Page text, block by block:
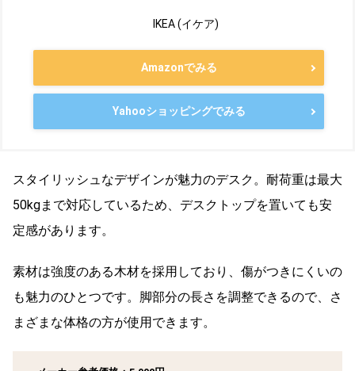
IKEA (イケア)
Amazonでみる
Yahooショッピングでみる
スタイリッシュなデザインが魅力のデスク。耐荷重は最大
50kgまで対応しているため、デスクトップを置いても安
定感があります。
素材は強度のある木材を採用しており、傷がつきにくいの
も魅力のひとつです。脚部分の長さを調整できるので、さ
まざまな体格の方が使用できます。